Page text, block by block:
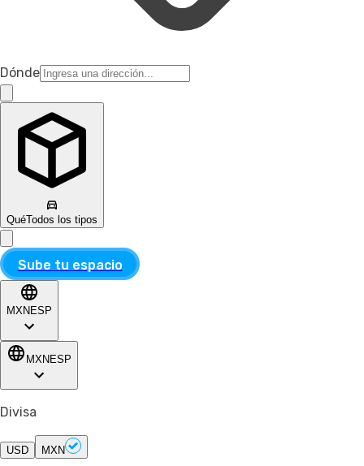
Dónde
QuéTodos los tipos
Sube tu espacio
MXN ESP
MXN ESP
Divisa
USD MXN